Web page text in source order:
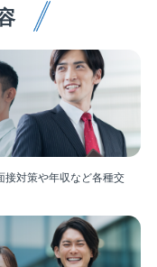
接対策や年収など各種交